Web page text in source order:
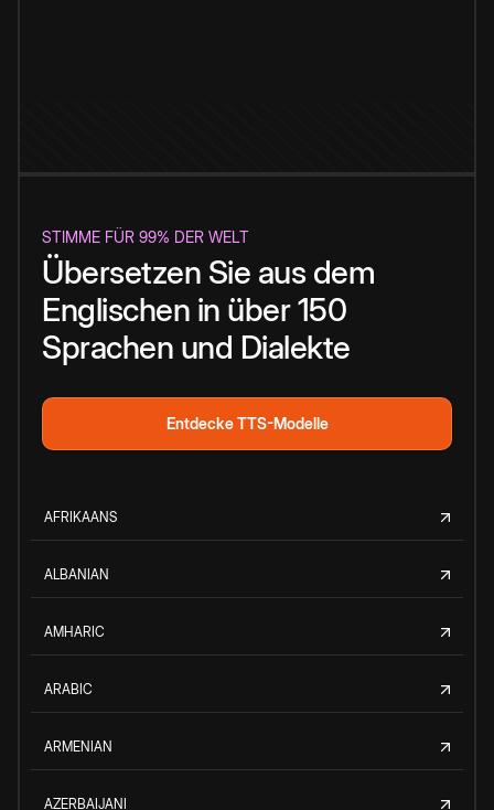
STIMME FÜR 99% DER WELT
Übersetzen Sie aus dem
Englischen in über 150
Sprachen und Dialekte
Entdecke TTS-Modelle
AFRIKAANS
ALBANIAN
AMHARIC
ARABIC
ARMENIAN
AZERBAIJANI